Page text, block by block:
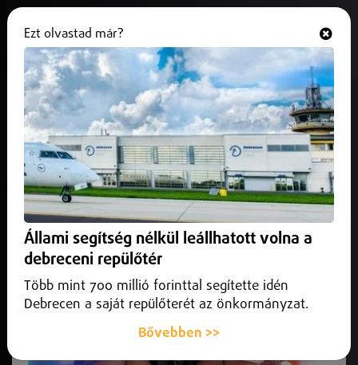
Leitatta, majd megfojtotta
ismerősét egy debreceni férfi
2026. május 26.Hajdú-Bihar vármegye
Vádat emelt a Hajdú-Bihar Vármegyei Főügyészség egy
debreceni férfi ellen, aki a vád szerint tavaly novemberben
leitatta, majd megfojtotta ismerősét.
Ezt olvastad már?
Állami segítség nélkül leállhatott volna a
debreceni repülőtér
Több mint 700 millió forinttal segítette idén
Debrecen a saját repülőterét az önkormányzat.
Bővebben >>